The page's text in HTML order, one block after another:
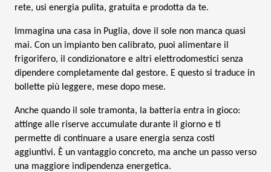
rete, usi energia pulita, gratuita e prodotta da te.
Immagina una casa in Puglia, dove il sole non manca quasi
mai. Con un impianto ben calibrato, puoi alimentare il
frigorifero, il condizionatore e altri elettrodomestici senza
dipendere completamente dal gestore. E questo si traduce in
bollette più leggere, mese dopo mese.
Anche quando il sole tramonta, la batteria entra in gioco:
attinge alle riserve accumulate durante il giorno e ti
permette di continuare a usare energia senza costi
aggiuntivi. È un vantaggio concreto, ma anche un passo verso
una maggiore indipendenza energetica.